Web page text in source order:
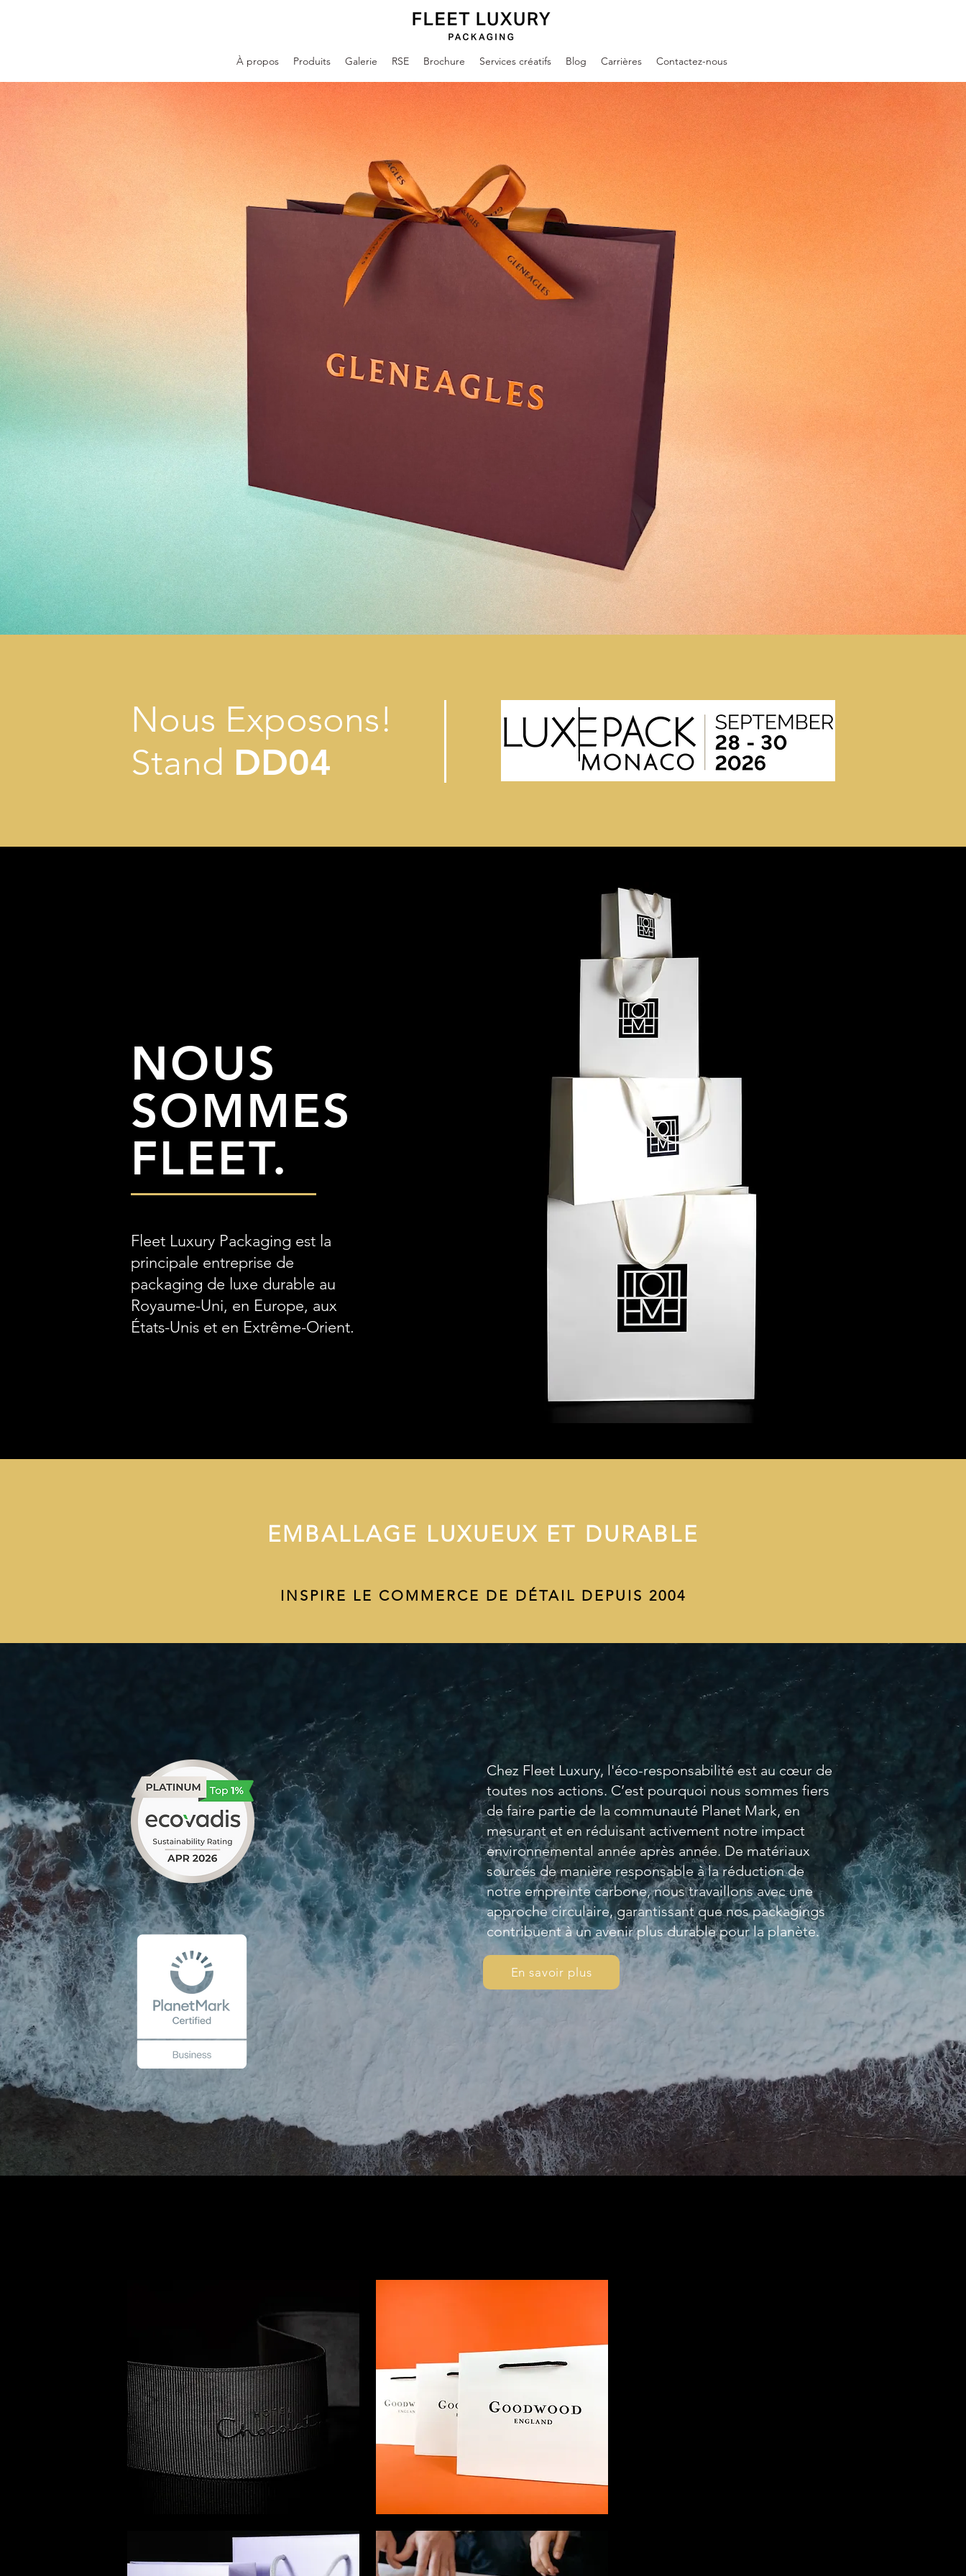
À propos Produits Galerie RSE Brochure Services créatifs Blog Carrières Contactez-nous
Nous Exposons!
Stand DD04
NOUS
SOMMES
FLEET.
Fleet Luxury Packaging est la
principale entreprise de
packaging de luxe durable au
Royaume-Uni, en Europe, aux
États-Unis et en Extrême-Orient.
EMBALLAGE LUXUEUX ET DURABLE
INSPIRE LE COMMERCE DE DÉTAIL DEPUIS 2004
Chez Fleet Luxury, l'éco-responsabilité est au cœur de
toutes nos actions. C’est pourquoi nous sommes fiers
de faire partie de la communauté Planet Mark, en
mesurant et en réduisant activement notre impact
environnemental année après année. De matériaux
sourcés de manière responsable à la réduction de
notre empreinte carbone, nous travaillons avec une
approche circulaire, garantissant que nos packagings
contribuent à un avenir plus durable pour la planète.
En savoir plus